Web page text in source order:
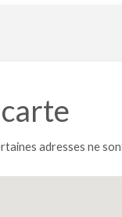
adresses ne